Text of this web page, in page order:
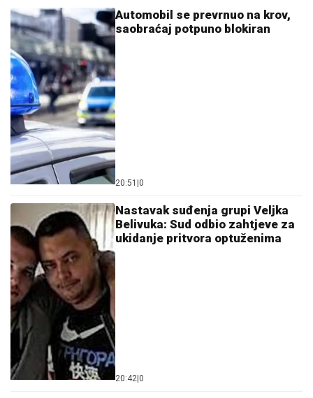
Automobil se prevrnuo na krov,
saobraćaj potpuno blokiran
20:51 0
Nastavak suđenja grupi Veljka
Belivuka: Sud odbio zahtjeve za
ukidanje pritvora optuženima
20:42 0